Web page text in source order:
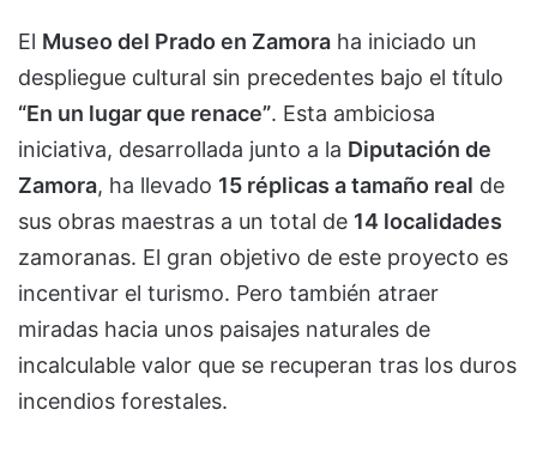
El Museo del Prado en Zamora ha iniciado un
despliegue cultural sin precedentes bajo el título
“En un lugar que renace”. Esta ambiciosa
iniciativa, desarrollada junto a la Diputación de
Zamora, ha llevado 15 réplicas a tamaño real de
sus obras maestras a un total de 14 localidades
zamoranas. El gran objetivo de este proyecto es
incentivar el turismo. Pero también atraer
miradas hacia unos paisajes naturales de
incalculable valor que se recuperan tras los duros
incendios forestales.